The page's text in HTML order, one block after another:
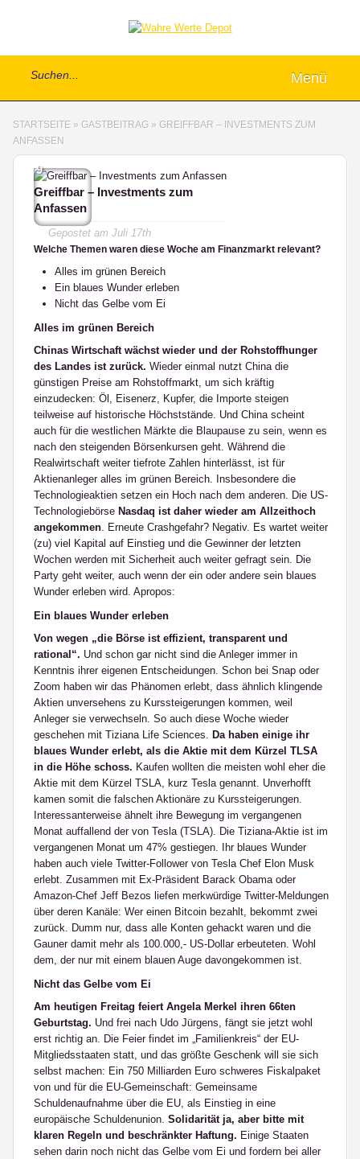
Menü
STARTSEITE » GASTBEITRAG » GREIFFBAR – INVESTMENTS ZUM
ANFASSEN
9
Greiffbar – Investments zum
Anfassen
Gepostet am Juli 17th
Welche Themen waren diese Woche am Finanzmarkt relevant?
Alles im grünen Bereich
Ein blaues Wunder erleben
Nicht das Gelbe vom Ei
Alles im grünen Bereich
Chinas Wirtschaft wächst wieder und der Rohstoffhunger
des Landes ist zurück. Wieder einmal nutzt China die
günstigen Preise am Rohstoffmarkt, um sich kräftig
einzudecken: Öl, Eisenerz, Kupfer, die Importe steigen
teilweise auf historische Höchststände. Und China scheint
auch für die westlichen Märkte die Blaupause zu sein, wenn es
nach den steigenden Börsenkursen geht. Während die
Realwirtschaft weiter tiefrote Zahlen hinterlässt, ist für
Aktienanleger alles im grünen Bereich. Insbesondere die
Technologieaktien setzen ein Hoch nach dem anderen. Die US-
Technologiebörse Nasdaq ist daher wieder am Allzeithoch
angekommen. Erneute Crashgefahr? Negativ. Es wartet weiter
(zu) viel Kapital auf Einstieg und die Gewinner der letzten
Wochen werden mit Sicherheit auch weiter gefragt sein. Die
Party geht weiter, auch wenn der ein oder andere sein blaues
Wunder erleben wird. Apropos:
Ein blaues Wunder erleben
Von wegen „die Börse ist effizient, transparent und
rational“. Und schon gar nicht sind die Anleger immer in
Kenntnis ihrer eigenen Entscheidungen. Schon bei Snap oder
Zoom haben wir das Phänomen erlebt, dass ähnlich klingende
Aktien unversehens zu Kurssteigerungen kommen, weil
Anleger sie verwechseln. So auch diese Woche wieder
geschehen mit Tiziana Life Sciences. Da haben einige ihr
blaues Wunder erlebt, als die Aktie mit dem Kürzel TLSA
in die Höhe schoss. Kaufen wollten die meisten wohl eher die
Aktie mit dem Kürzel TSLA, kurz Tesla genannt. Unverhofft
kamen somit die falschen Aktionäre zu Kurssteigerungen.
Interessanterweise ähnelt ihre Bewegung im vergangenen
Monat auffallend der von Tesla (TSLA). Die Tiziana-Aktie ist im
vergangenen Monat um 47% gestiegen. Ihr blaues Wunder
haben auch viele Twitter-Follower von Tesla Chef Elon Musk
erlebt. Zusammen mit Ex-Präsident Barack Obama oder
Amazon-Chef Jeff Bezos liefen merkwürdige Twitter-Meldungen
über deren Kanäle: Wer einen Bitcoin bezahlt, bekommt zwei
zurück. Dumm nur, dass alle Konten gehackt waren und die
Gauner damit mehr als 100.000,- US-Dollar erbeuteten. Wohl
dem, der nur mit einem blauen Auge davongekommen ist.
Nicht das Gelbe vom Ei
Am heutigen Freitag feiert Angela Merkel ihren 66ten
Geburtstag. Und frei nach Udo Jürgens, fängt sie jetzt wohl
erst richtig an. Die Feier findet im „Familienkreis“ der EU-
Mitgliedsstaaten statt, und das größte Geschenk will sie sich
selbst machen: Ein 750 Milliarden Euro schweres Fiskalpaket
von und für die EU-Gemeinschaft: Gemeinsame
Schuldenaufnahme über die EU, als Einstieg in eine
europäische Schuldenunion. Solidarität ja, aber bitte mit
klaren Regeln und beschränkter Haftung. Einige Staaten
sehen darin noch nicht das Gelbe vom Ei und fordern bei aller